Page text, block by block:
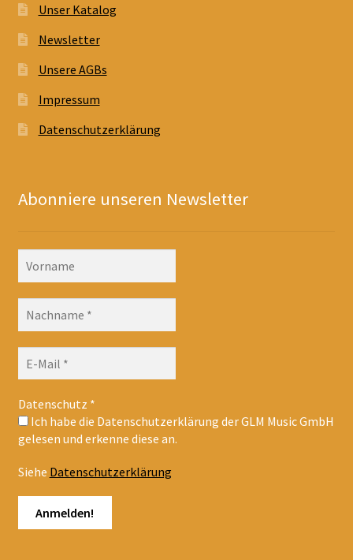
Unser Katalog
Newsletter
Unsere AGBs
Impressum
Datenschutzerklärung
Abonniere unseren Newsletter
Datenschutz *
Ich habe die Datenschutzerklärung der GLM Music GmbH
gelesen und erkenne diese an.
Siehe Datenschutzerklärung